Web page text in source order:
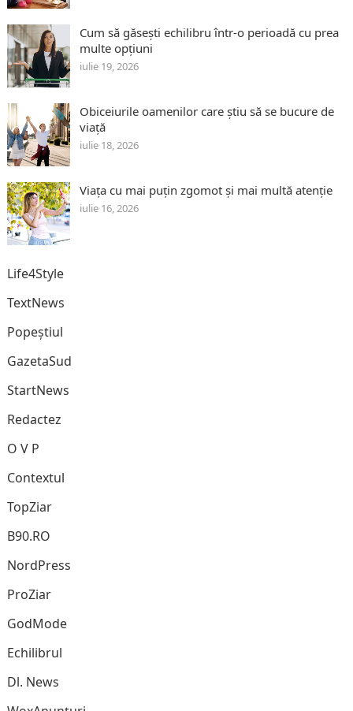
Cum să găsești echilibru într-o perioadă cu prea
multe opțiuni
iulie 19, 2026
Obiceiurile oamenilor care știu să se bucure de
viață
iulie 18, 2026
Viața cu mai puțin zgomot și mai multă atenție
iulie 16, 2026
Life4Style
TextNews
Popeștiul
GazetaSud
StartNews
Redactez
O V P
Contextul
TopZiar
B90.RO
NordPress
ProZiar
GodMode
Echilibrul
Dl. News